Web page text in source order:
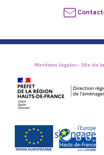
Mentions légales• Site de